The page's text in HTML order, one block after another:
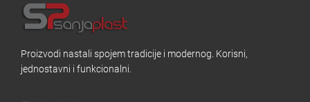
Proizvodi nastali spojem tradicije i modernog. Korisni,
jednostavni i funkcionalni.